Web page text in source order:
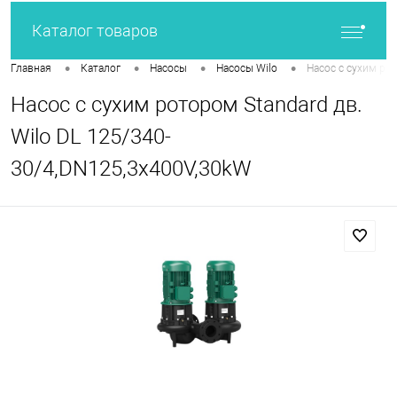
Каталог товаров
Главная • Каталог • Насосы • Насосы Wilo • Насос с сухим
Насос с сухим ротором Standard дв.
Wilo DL 125/340-
30/4,DN125,3x400V,30kW